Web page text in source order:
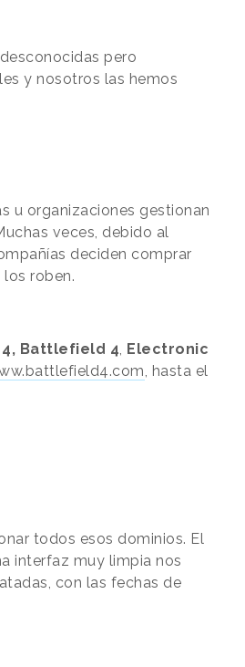
pero
y nosotros las hemos
u organizaciones gestionan
veces, debido al
deciden comprar
los roben.
Battlefield 4 Electronic
, hasta el
todos esos dominios. El
interfaz muy limpia nos
con las fechas de